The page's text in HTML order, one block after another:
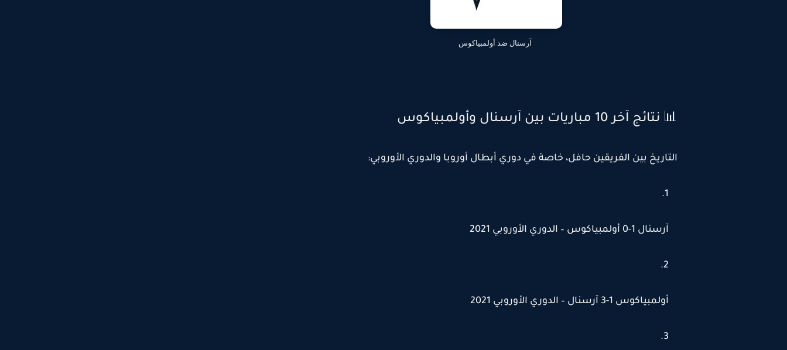
آرسنال ضد أولمبياكوس
📊 نتائج آخر 10 مباريات بين آرسنال وأولمبياكوس
التاريخ بين الفريقين حافل، خاصة في دوري أبطال أوروبا والدوري الأوروبي:
آرسنال 1-0 أولمبياكوس – الدوري الأوروبي 2021
أولمبياكوس 1-3 آرسنال – الدوري الأوروبي 2021